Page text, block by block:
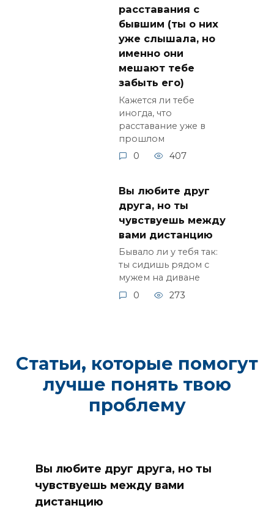
расставания с
бывшим (ты о них
уже слышала, но
именно они
мешают тебе
забыть его)
Кажется ли тебе
иногда, что
расставание уже в
прошлом
0
407
Вы любите друг
друга, но ты
чувствуешь между
вами дистанцию
Бывало ли у тебя так:
ты сидишь рядом с
мужем на диване
0
273
Статьи, которые помогут
лучше понять твою
проблему
Вы любите друг друга, но ты
чувствуешь между вами
дистанцию